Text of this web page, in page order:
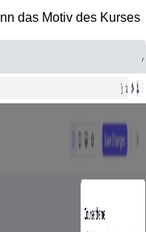
das Motiv des Kurses